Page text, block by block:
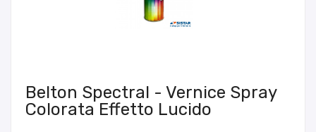
Belton Spectral - Vernice Spray
Colorata Effetto Lucido